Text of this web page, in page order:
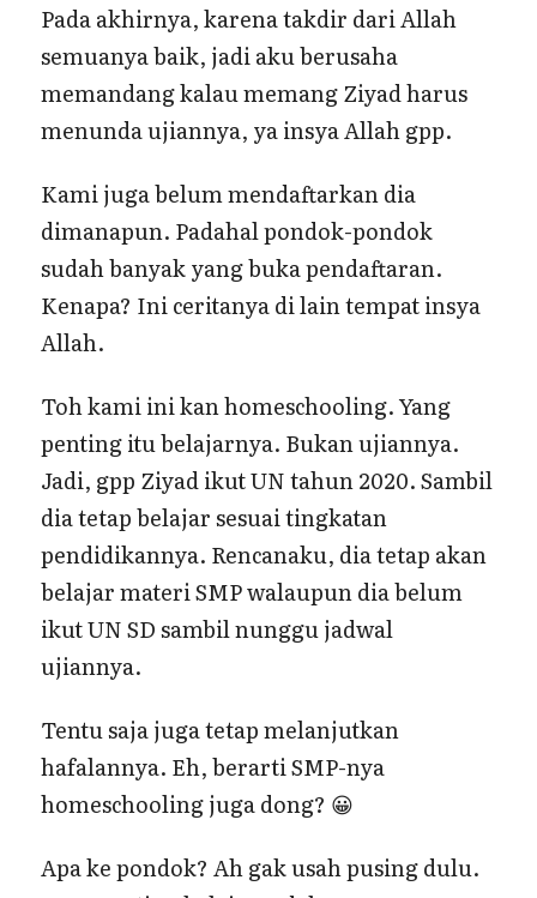
Pada akhirnya, karena takdir dari Allah
semuanya baik, jadi aku berusaha
memandang kalau memang Ziyad harus
menunda ujiannya, ya insya Allah gpp.
Kami juga belum mendaftarkan dia
dimanapun. Padahal pondok-pondok
sudah banyak yang buka pendaftaran.
Kenapa? Ini ceritanya di lain tempat insya
Allah.
Toh kami ini kan homeschooling. Yang
penting itu belajarnya. Bukan ujiannya.
Jadi, gpp Ziyad ikut UN tahun 2020. Sambil
dia tetap belajar sesuai tingkatan
pendidikannya. Rencanaku, dia tetap akan
belajar materi SMP walaupun dia belum
ikut UN SD sambil nunggu jadwal
ujiannya.
Tentu saja juga tetap melanjutkan
hafalannya. Eh, berarti SMP-nya
homeschooling juga dong? 😀
Apa ke pondok? Ah gak usah pusing dulu.